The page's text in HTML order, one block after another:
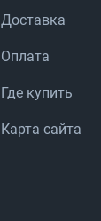
Доставка
Оплата
Где купить
Карта сайта